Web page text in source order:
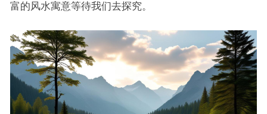
富的风水寓意等待我们去探究。